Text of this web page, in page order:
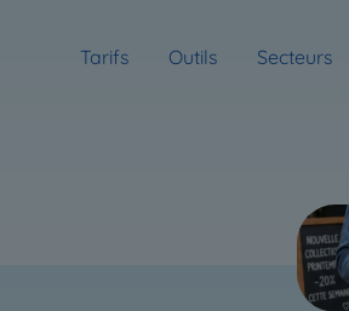
Tarifs Outils Secteurs